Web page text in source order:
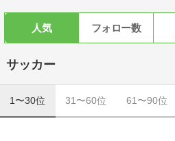
人気 フォロー数
サッカー
1〜30位 31〜60位 61〜90位